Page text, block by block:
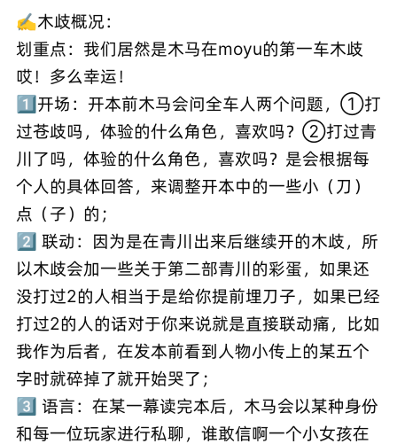
✍木歧概况：
划重点：我们居然是木马在moyu的第一车木歧
哎！多么幸运！
1️⃣开场：开本前木马会问全车人两个问题，①打
过苍歧吗，体验的什么角色，喜欢吗？②打过青
川了吗，体验的什么角色，喜欢吗？是会根据每
个人的具体回答，来调整开本中的一些小（刀）
点（子）的；
2️⃣ 联动：因为是在青川出来后继续开的木歧，所
以木歧会加一些关于第二部青川的彩蛋，如果还
没打过2的人相当于是给你提前埋刀子，如果已经
打过2的人的话对于你来说就是直接联动痛，比如
我作为后者，在发本前看到人物小传上的某五个
字时就碎掉了就开始哭了；
3️⃣ 语言：在某一幕读完本后，木马会以某种身份
和每一位玩家进行私聊，谁敢信啊一个小女孩在